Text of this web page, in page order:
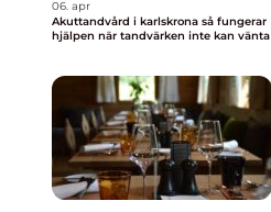
06. apr
Akuttandvård i karlskrona så fungerar
hjälpen när tandvärken inte kan vänta